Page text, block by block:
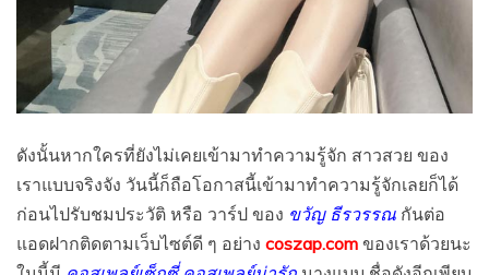
ดังนั้นหากใครที่ยังไม่เคยเข้ามาทำความรู้จัก สาวสวย ของ
เราแบบจริงจัง วันนี้ก็ถือโอกาสนี้เข้ามาทำความรู้จักเลยก็ได้
ก่อนไปรับชมประวัติ หรือ วาร์ป ของ ขวัญ ธีรวรรณ กันต่อ
แอดฝากติดตามเว็บไซต์ดี ๆ อย่าง coszap.com ของเราด้วยนะ